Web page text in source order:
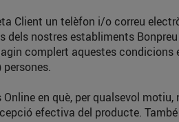
un telèfon i/o correu
dels nostres establiments
complert aquestes
en què, per qualsevol
efectiva del producte.